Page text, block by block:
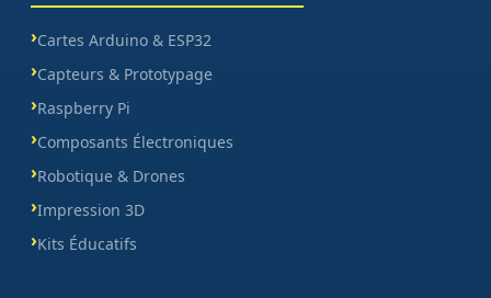
Cartes Arduino & ESP32
Capteurs & Prototypage
Raspberry Pi
Composants Électroniques
Robotique & Drones
Impression 3D
Kits Éducatifs